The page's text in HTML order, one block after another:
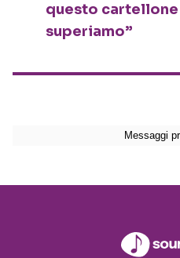
questo
superiamo”